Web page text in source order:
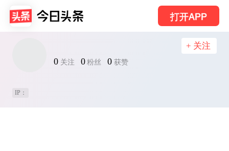
打开APP
0 关注 0 粉丝 0 获赞
+ 关注
IP：